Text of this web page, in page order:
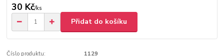
30 Kč/ks
Přidat do košíku
Číslo produktu:
1129